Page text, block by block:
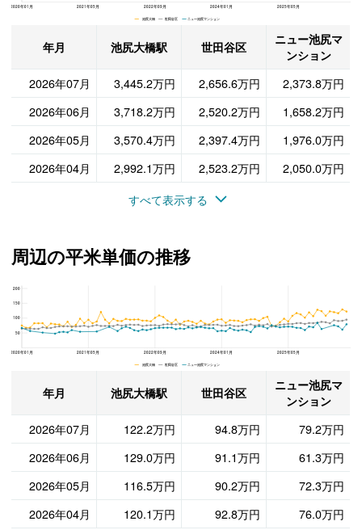
2020年01月 2021年05月 2022年09月 2024年01月 2025年05月
池尻大橋 世田谷区 ニュー池尻マンション
年月 池尻大橋駅 世田谷区
ニュー池尻マ
ンション
2026年07月
3,445.2万円 2,656.6万円
2,373.8万円
2026年06月
3,718.2万円 2,520.2万円
1,658.2万円
2026年05月
3,570.4万円 2,397.4万円
1,976.0万円
2026年04月
2,992.1万円 2,523.2万円
2,050.0万円
すべて表示する
周辺の平米単価の推移
2020年01月 2021年05月 2022年09月 2024年01月 2025年05月
200
150
100
50
池尻大橋 世田谷区 ニュー池尻マンション
年月 池尻大橋駅 世田谷区
ニュー池尻マ
ンション
2026年07月
122.2万円 94.8万円
79.2万円
2026年06月
129.0万円 91.1万円
61.3万円
2026年05月
116.5万円 90.2万円
72.3万円
2026年04月
120.1万円 92.8万円
76.0万円